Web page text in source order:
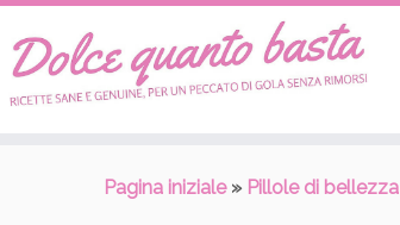
Skip
to
content
Pagina iniziale » Pillole di bellezza